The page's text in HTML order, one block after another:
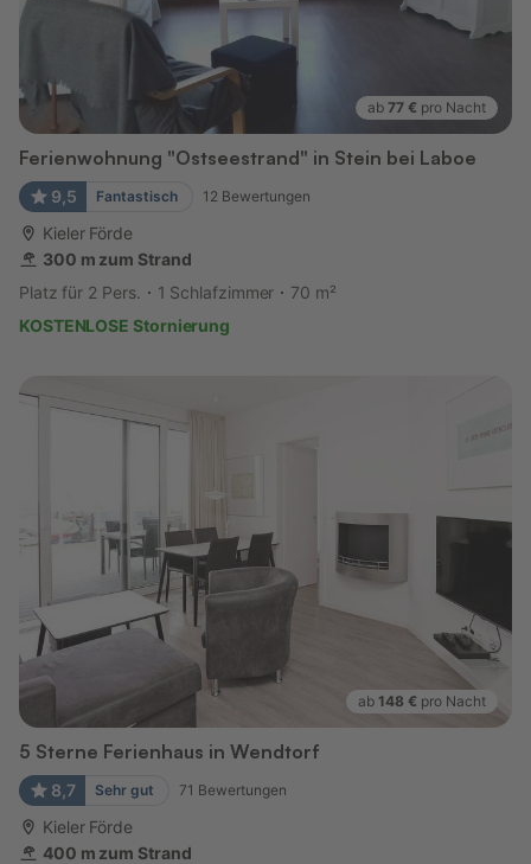
ab 77 € pro Nacht
Ferienwohnung "Ostseestrand" in Stein bei Laboe
9,5 Fantastisch 12 Bewertungen
Kieler Förde
300 m zum Strand
Platz für 2 Pers.
1 Schlafzimmer
70 m²
KOSTENLOSE Stornierung
ab 148 € pro Nacht
5 Sterne Ferienhaus in Wendtorf
8,7 Sehr gut 71 Bewertungen
Kieler Förde
400 m zum Strand